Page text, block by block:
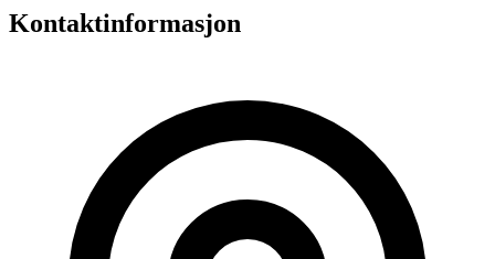
Kontaktinformasjon